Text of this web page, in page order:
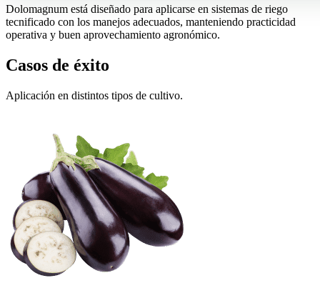
Dolomagnum está diseñado para aplicarse en sistemas de riego
tecnificado con los manejos adecuados, manteniendo practicidad
operativa y buen aprovechamiento agronómico.
Casos de éxito
Aplicación en distintos tipos de cultivo.